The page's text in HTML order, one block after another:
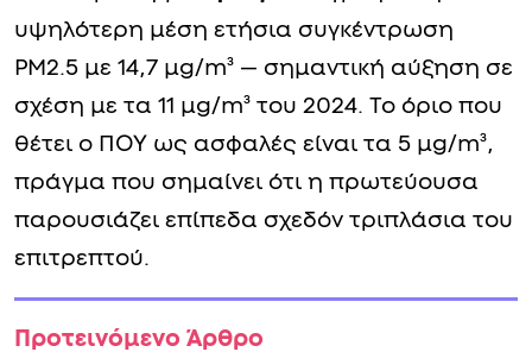
υψηλότερη μέση ετήσια συγκέντρωση
PM2.5 με 14,7 μg/m³ — σημαντική αύξηση σε
σχέση με τα 11 μg/m³ του 2024. Το όριο που
θέτει ο ΠΟΥ ως ασφαλές είναι τα 5 μg/m³,
πράγμα που σημαίνει ότι η πρωτεύουσα
παρουσιάζει επίπεδα σχεδόν τριπλάσια του
επιτρεπτού.
Προτεινόμενο Άρθρο